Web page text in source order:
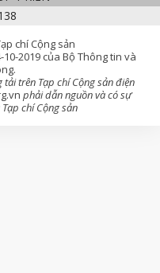
chí Cộng sản
2019 của Bộ Thông tin và
trên Tạp chí Cộng sản điện
phải dẫn nguồn và có sự
chí Cộng sản